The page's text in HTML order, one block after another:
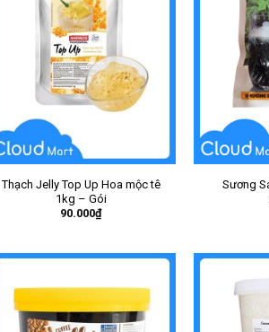
Thạch Jelly Top Up Hoa mộc tê
1kg – Gói
90.000₫
Sương